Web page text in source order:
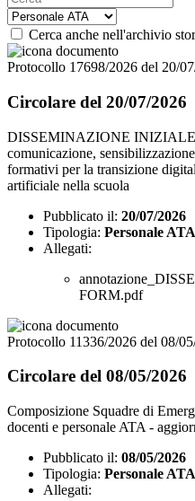
Cerca anche nell'archivio
Protocollo 17698/2026 del 20/
Circolare del 20/07/2026
DISSEMINAZIONE INIZIALE
comunicazione,
formativi per la transizione
artificiale nella scuola
Pubblicato il: 20/07/2026
Tipologia: Personale
Allegati:
FORM.pdf
Protocollo 11336/2026 del 08/
Circolare del 08/05/2026
Composizione Squadre di
docenti e personale ATA -
Pubblicato il: 08/05/2026
Tipologia: Personale
Allegati: